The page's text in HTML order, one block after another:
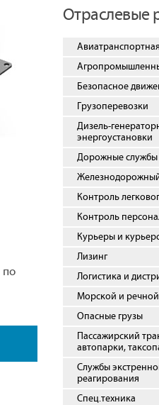
по
Отраслевые
Безопасное
Грузоперевозки
Дизель-
энергоустановки
Дорожные
Контроль
Контроль
Курьеры и
Лизинг
Логистика и
Морской и
Опасные грузы
Пассажирский
автопарки,
Службы
реагирования
Спец.техника